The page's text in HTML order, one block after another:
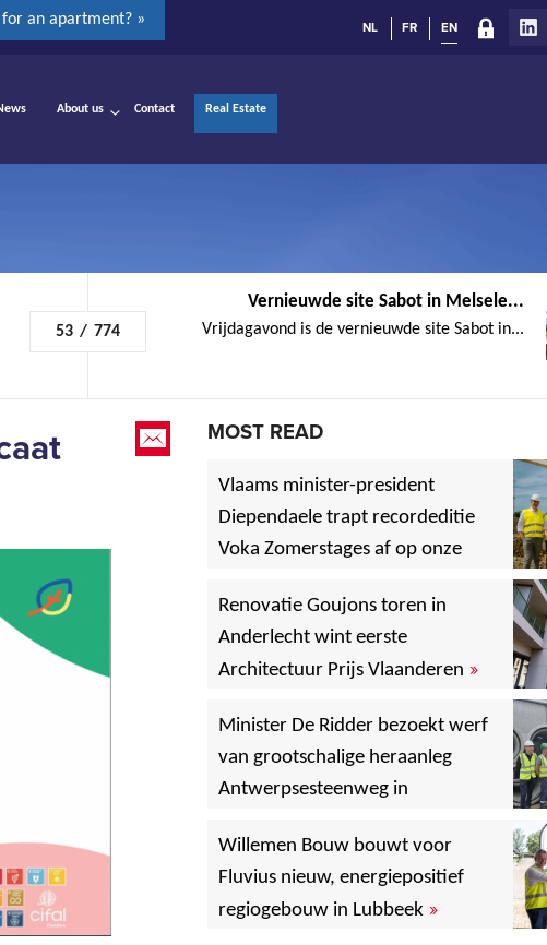
for an apartment? » NL FR EN
About us Contact Real Estate
53 / 774
Vernieuwde site Sabot in Melsele...
Vrijdagavond is de vernieuwde site Sabot in...
MOST READ
Vlaams minister-president
Diependaele trapt recordeditie
Voka Zomerstages af op onze
,
,
Renovatie Goujons toren in
Anderlecht wint eerste
Architectuur Prijs Vlaanderen »
,
Minister De Ridder bezoekt werf
van grootschalige heraanleg
Antwerpsesteenweg in
,
Willemen Bouw bouwt voor
Fluvius nieuw, energiepositief
regiogebouw in Lubbeek »